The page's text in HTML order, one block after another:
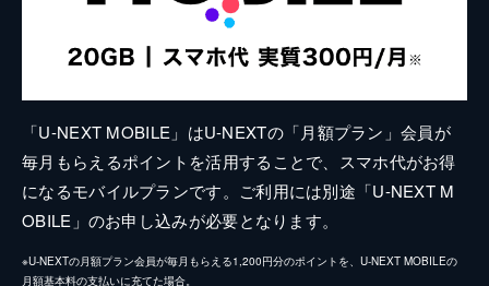
「U-NEXT MOBILE」はU-NEXTの「月額プラン」会員が
毎月もらえるポイントを活用することで、スマホ代がお得
になるモバイルプランです。ご利用には別途「U-NEXT M
OBILE」のお申し込みが必要となります。
※U-NEXTの月額プラン会員が毎月もらえる1,200円分のポイントを、U-NEXT MOBILEの
月額基本料の支払いに充てた場合。